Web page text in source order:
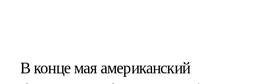
В конце мая американский